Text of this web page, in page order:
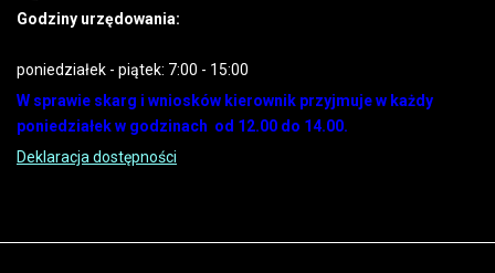
Godziny urzędowania:
poniedziałek - piątek: 7:00 - 15:00
W sprawie skarg i wniosków kierownik przyjmuje w każdy
poniedziałek w godzinach od 12.00 do 14.00.
Deklaracja dostępności